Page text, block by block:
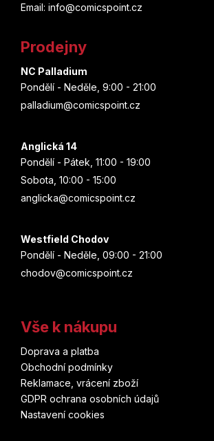
Email: info@comicspoint.cz
Prodejny
NC Palladium
Pondělí - Neděle, 9:00 - 21:00
palladium@comicspoint.cz
Anglická 14
Pondělí - Pátek, 11:00 - 19:00
Sobota, 10:00 - 15:00
anglicka@comicspoint.cz
Westfield Chodov
Pondělí - Neděle, 09:00 - 21:00
chodov@comicspoint.cz
Vše k nákupu
Doprava a platba
Obchodní podmínky
Reklamace, vrácení zboží
GDPR ochrana osobních údajů
Nastavení cookies